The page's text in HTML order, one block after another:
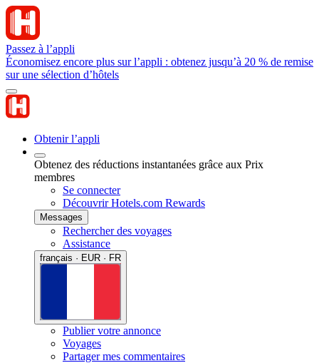
Passez à l’appli
Économisez encore plus sur l’appli : obtenez jusqu’à 20 % de remise
sur une sélection d’hôtels
Obtenir l’appli
Obtenez des réductions instantanées grâce aux Prix
membres
Se connecter
Découvrir Hotels.com Rewards
Messages
Rechercher des voyages
Assistance
français · EUR · FR
Publier votre annonce
Voyages
Partager mes commentaires